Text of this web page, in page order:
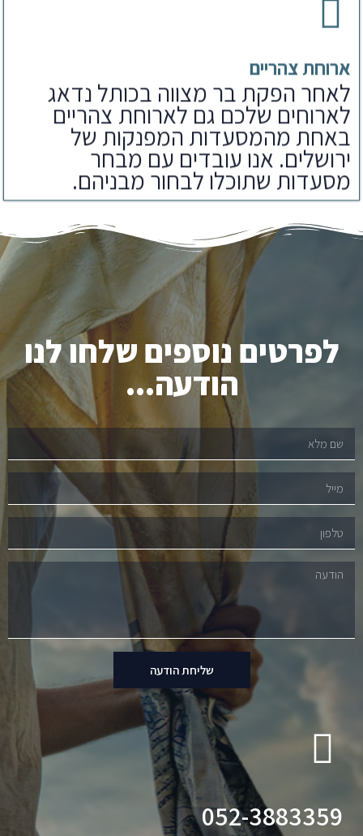
לאחר הפקת בר מצווה בכותל נדאג
לארוחים שלכם גם לארוחת צהריים
באחת מהמסעדות המפנקות של
ירושלים. אנו עובדים עם מבחר
מסעדות שתוכלו לבחור מבניהם.
לפרטים נוספים שלחו לנו
הודעה...
שליחת הודעה
052-3883359